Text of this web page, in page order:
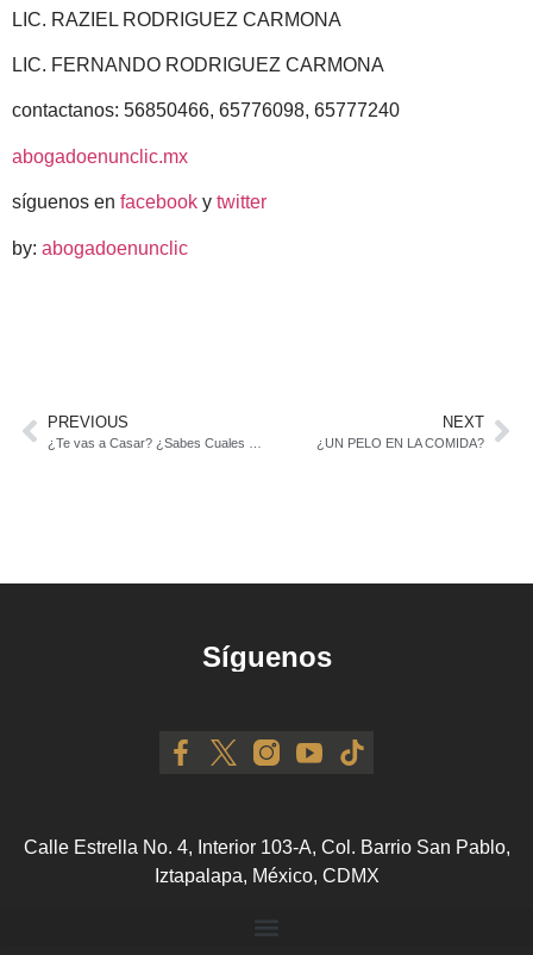
LIC. RAZIEL RODRIGUEZ CARMONA
LIC. FERNANDO RODRIGUEZ CARMONA
contactanos: 56850466, 65776098, 65777240
abogadoenunclic.mx
síguenos en facebook y twitter
by: abogadoenunclic
PREVIOUS NEXT
¿UN PELO EN LA COMIDA?
Síguenos
Calle Estrella No. 4, Interior 103-A, Col. Barrio San Pablo,
Iztapalapa, México, CDMX